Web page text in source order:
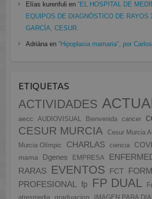
Elías kurenfuli en “EL HOSPITAL DE
EQUIPOS DE DIAGNÓSTICO DE RAYOS
GARCÍA, CESUR.
Adriánaen “Hipoplasia mamaria”, por
ETIQUETAS
ACTIVIDADES
aecc AUDIOVISUAL Bienvenida cancer
CESUR MURCIA Cesur Murcia
Murcia Olímpic
CHARLAS ciencia
mama
Dgenes EMPRESA
RARAS EVENTOS FCT
PROFESIONAL fp FP DUAL
atresmedia
graduacion IMAGEN PARA